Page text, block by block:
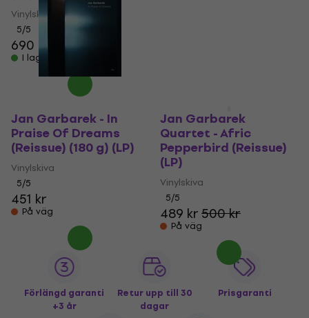
Vinylskiva
5/5
690 kr
I lager för E-shop
Jan Garbarek - In
Praise Of Dreams
(Reissue) (180 g) (LP)
Vinylskiva
5/5
451 kr
På väg
Jan Garbarek
Quartet - Afric
Pepperbird (Reissue)
(LP)
Vinylskiva
5/5
489 kr500 kr
På väg
Förlängd garanti
+3 år
Retur upp till 30
dagar
Prisgaranti